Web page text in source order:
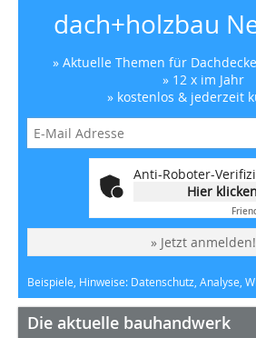
dach+holzbau
» Aktuelle Themen für
» 12 x im Jahr
» kostenlos & jederzeit
Anti-Roboter-
Hier klicken
» Jetzt anmelden!
Beispiele, Hinweise: Datenschutz, Analyse,
Die aktuelle bauhandwerk